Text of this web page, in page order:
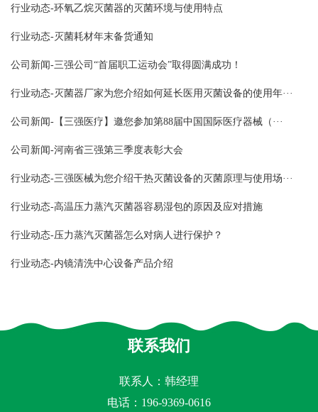
行业动态-环氧乙烷灭菌器的灭菌环境与使用特点
行业动态-灭菌耗材年末备货通知
公司新闻-三强公司“首届职工运动会”取得圆满成功！
行业动态-灭菌器厂家为您介绍如何延长医用灭菌设备的使用年···
公司新闻-【三强医疗】邀您参加第88届中国国际医疗器械（···
公司新闻-河南省三强第三季度表彰大会
行业动态-三强医械为您介绍干热灭菌设备的灭菌原理与使用场···
行业动态-高温压力蒸汽灭菌器容易湿包的原因及应对措施
行业动态-压力蒸汽灭菌器怎么对病人进行保护？
行业动态-内镜清洗中心设备产品介绍
联系我们
联系人：韩经理
电话：196-9369-0616